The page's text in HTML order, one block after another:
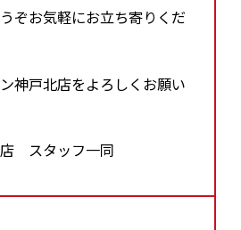
ぞお気軽にお立ち寄りくだ
神戸北店をよろしくお願い
店 スタッフ一同